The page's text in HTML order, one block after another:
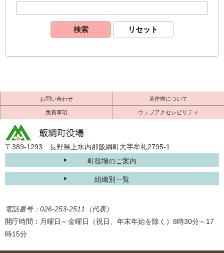
お問い合わせ 著作権について
免責事項 ウェブアクセシビリティ
〒389-1293 長野県上水内郡飯綱町大字牟礼2795-1
町役場のご案内
組織別一覧
電話番号：026-253-2511（代表）
開庁時間：月曜日～金曜日（祝日、年末年始を除く）8時30分～17
時15分